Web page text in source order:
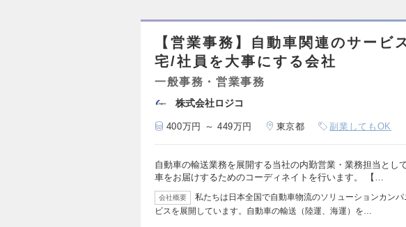
【営業事務】自動車関連のサー
宅/社員を大事にする会社
一般事務・営業事務
株式会社ロジコ
400万円 ～ 449万円 東京都 副業してもOK
自動車の輸送業務を展開する当社の内勤営業・業務担当とし
車をお届けするためのコーディネイトを行います。 【…
会社概要
私たちは日本全国で自動車物流のソリューションカン
ビスを展開しています。自動車の輸送（陸運、海運）を…